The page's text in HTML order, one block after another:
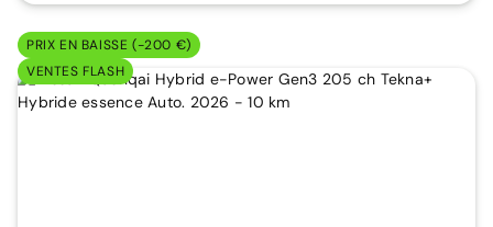
PRIX EN BAISSE (-200 €)
VENTES FLASH